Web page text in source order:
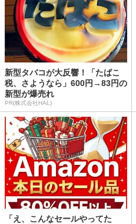
新型タバコが大反響！「たばこ
税、さようなら」600円→83円の
新型が爆売れ
PR(株式会社HAL)
「え、こんなセールやってた